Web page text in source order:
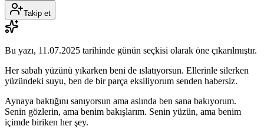
Takip et
Bu yazı, 11.07.2025 tarihinde günün seçkisi olarak öne çıkarılmıştır.
Her sabah yüzünü yıkarken beni de ıslatıyorsun. Ellerinle silerken
yüzündeki suyu, ben de bir parça eksiliyorum senden habersiz.
Aynaya baktığını sanıyorsun ama aslında ben sana bakıyorum.
Senin gözlerin, ama benim bakışlarım. Senin yüzün, ama benim
içimde biriken her şey.